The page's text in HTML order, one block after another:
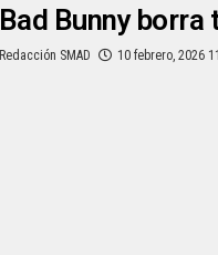
Bad Bunny borra
Redacción SMAD 10 febrero, 2026